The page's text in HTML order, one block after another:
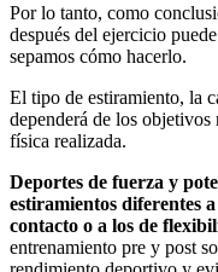
Por lo tanto, como
después del ejercicio
sepamos cómo hacerlo.
El tipo de estiramiento, la
dependerá de los
física realizada.
Deportes de fuerza y
estiramientos diferentes
contacto o a los de
entrenamiento pre y post